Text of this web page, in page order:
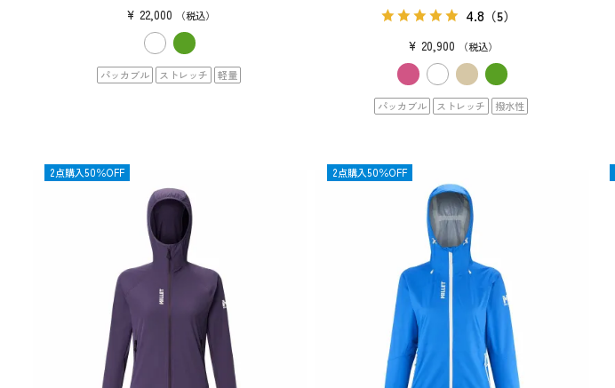
¥ 22,000 税込
パッカブル ストレッチ 軽量
4.8（5）
¥ 20,900 税込
パッカブル ストレッチ 撥水性
SALE
2点購入50％OFF OUTLET
2点購入50％OFF